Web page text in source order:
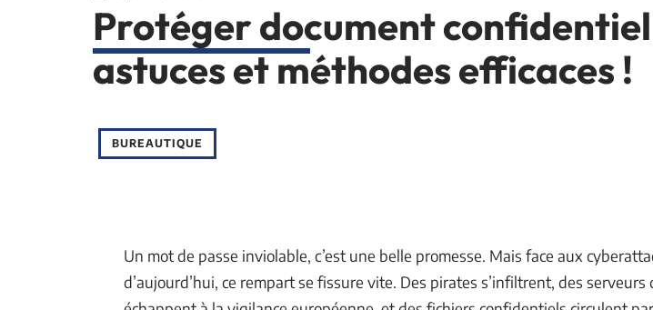
Protéger document
astuces et méthodes efficaces !
BUREAUTIQUE
Un mot de passe inviolable, c’est une belle promesse. Mais face aux
d’aujourd’hui, ce rempart se fissure vite. Des pirates s’infiltrent, des serveurs